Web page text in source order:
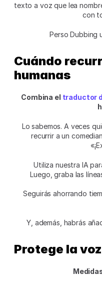
texto a voz que lea
con
Perso Dubbing
Cuándo
humanas
Combina el traductor
Lo sabemos. A veces
recurrir a un
Utiliza nuestra IA
Luego, graba las
Seguirás ahorrando
Y, además, habrás
Protege la